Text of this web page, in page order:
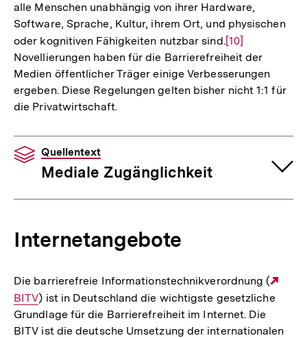
alle Menschen unabhängig von ihrer Hardware,
Software, Sprache, Kultur, ihrem Ort, und physischen
oder kognitiven Fähigkeiten nutzbar sind.Zur
Auflösung
der
Fußnote
[10]
Novellierungen haben für die Barrierefreiheit der
Medien öffentlicher Träger einige Verbesserungen
ergeben. Diese Regelungen gelten bisher nicht 1:1 für
die Privatwirtschaft.
Quellentext
Mediale Zugänglichkeit
Internetangebote
Die barrierefreie Informationstechnikverordnung (
BITV) ist in Deutschland die wichtigste gesetzliche
Grundlage für die Barrierefreiheit im Internet. Die
BITV ist die deutsche Umsetzung der internationalen